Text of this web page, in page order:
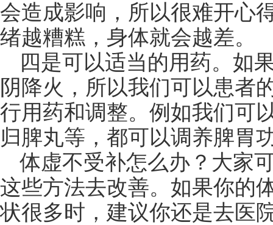
会造成影响，所以很难开心
绪越糟糕，身体就会越差。
四是可以适当的用药。如
阴降火，所以我们可以患者
行用药和调整。例如我们可
归脾丸等，都可以调养脾胃
体虚不受补怎么办？大家
这些方法去改善。如果你的
状很多时，建议你还是去医